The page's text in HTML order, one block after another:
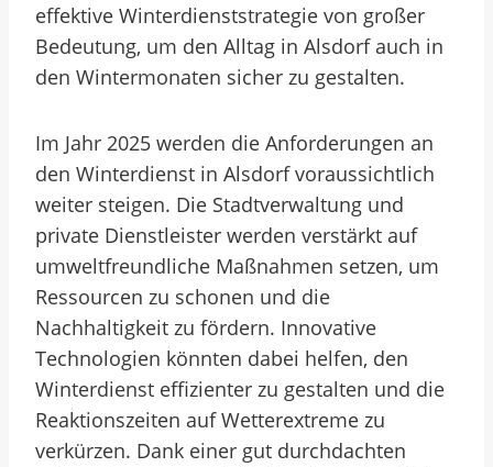
effektive Winterdienststrategie von großer
Bedeutung, um den Alltag in Alsdorf auch in
den Wintermonaten sicher zu gestalten.
Im Jahr 2025 werden die Anforderungen an
den Winterdienst in Alsdorf voraussichtlich
weiter steigen. Die Stadtverwaltung und
private Dienstleister werden verstärkt auf
umweltfreundliche Maßnahmen setzen, um
Ressourcen zu schonen und die
Nachhaltigkeit zu fördern. Innovative
Technologien könnten dabei helfen, den
Winterdienst effizienter zu gestalten und die
Reaktionszeiten auf Wetterextreme zu
verkürzen. Dank einer gut durchdachten